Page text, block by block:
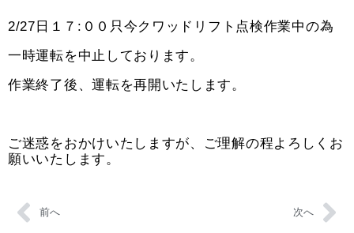
2/27日１７:００只今クワッドリフト点検作業中の為
一時運転を中止しております。
作業終了後、運転を再開いたします。
ご迷惑をおかけいたしますが、ご理解の程よろしくお
願いいたします。
前へ 次へ